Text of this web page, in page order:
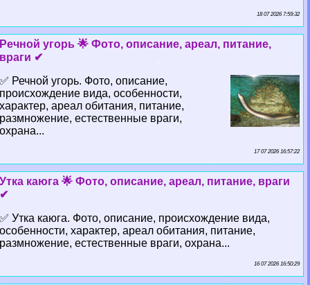
18 07 2026 7:59:32
Речной угорь 🌟 Фото, описание, ареал, питание,
враги ✔
✅ Речной угорь. Фото, описание,
происхождение вида, особенности,
хаpaктер, ареал обитания, питание,
размножение, естественные враги,
охрана...
17 07 2026 16:57:22
Утка каюга 🌟 Фото, описание, ареал, питание, враги
✔
✅ Утка каюга. Фото, описание, происхождение вида,
особенности, хаpaктер, ареал обитания, питание,
размножение, естественные враги, охрана...
16 07 2026 16:50:29